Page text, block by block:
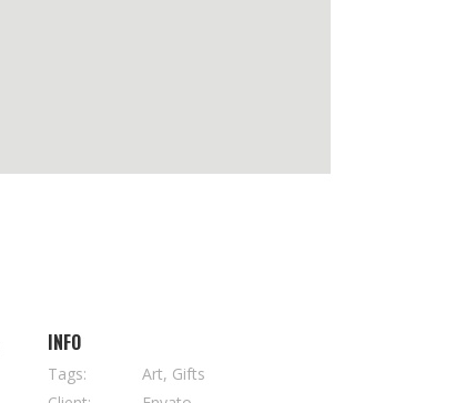
INFO
Tags:
Art, Gifts